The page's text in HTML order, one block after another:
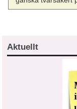
Aktuellt